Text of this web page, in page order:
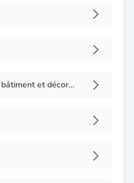
Mouleurs et profilés pour bâtiment et décoration (fabrication)